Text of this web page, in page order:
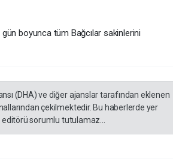
boyunca tüm Bağcılar sakinlerini
(DHA) ve diğer ajanslar tarafından eklenen
çekilmektedir. Bu haberlerde yer
sorumlu tutulamaz...